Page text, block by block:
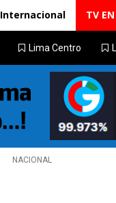
Internacional TV
Lima Centro
NACIONAL